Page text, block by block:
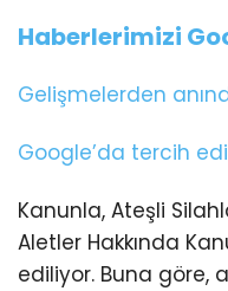
Haberlerimizi
Gelişmelerden
Google’da tercih
Kanunla, Ateşli
Aletler Hakkında
ediliyor. Buna göre,